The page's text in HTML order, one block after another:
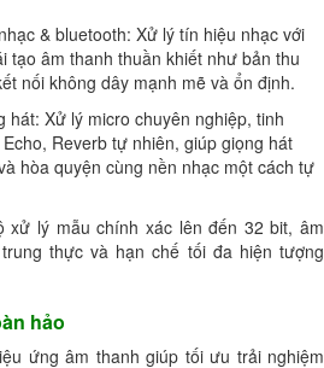
& bluetooth: Xử lý tín hiệu nhạc với
tạo âm thanh thuần khiết như bản thu
nối không dây mạnh mẽ và ổn định.
hát: Xử lý micro chuyên nghiệp, tinh
Reverb tự nhiên, giúp giọng hát
hòa quyện cùng nền nhạc một cách tự
xử lý mẫu chính xác lên đến 32 bit, âm
thực và hạn chế tối đa hiện tượng
hảo
ứng âm thanh giúp tối ưu trải nghiệm